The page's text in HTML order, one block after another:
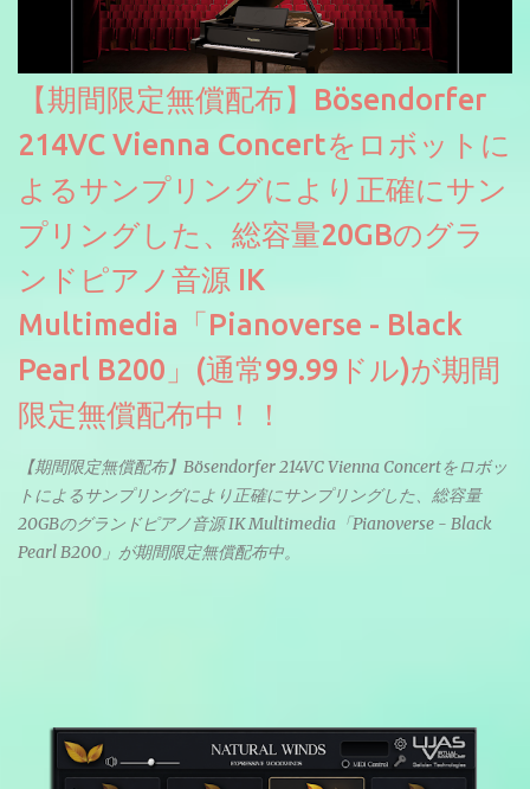
【期間限定無償配布】Bösendorfer
214VC Vienna Concertをロボットに
よるサンプリングにより正確にサン
プリングした、総容量20GBのグラ
ンドピアノ音源 IK
Multimedia「Pianoverse - Black
Pearl B200」(通常99.99ドル)が期間
限定無償配布中！！
【期間限定無償配布】Bösendorfer 214VC Vienna Concertをロボッ
トによるサンプリングにより正確にサンプリングした、総容量
20GBのグランドピアノ音源 IK Multimedia「Pianoverse - Black
Pearl B200」が期間限定無償配布中。